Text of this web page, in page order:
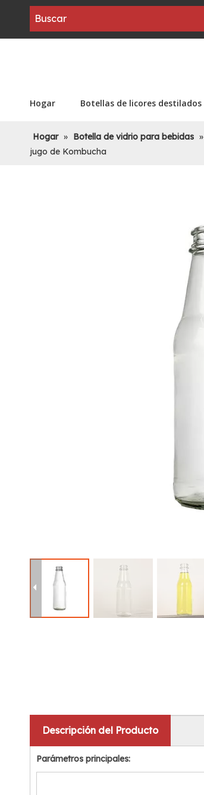
Hogar Botellas de licores destilados
Hogar » Botella de vidrio para bebidas »
jugo de Kombucha
Descripción del Producto
Parámetros principales: